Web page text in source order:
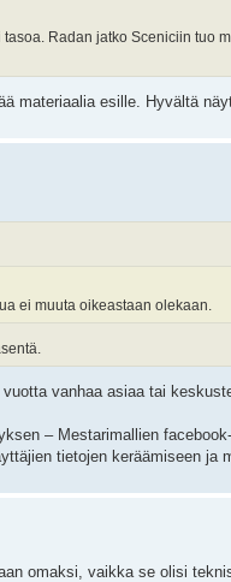
Radan jatko Sceniciin tuo
materiaalia esille. Hyvältä
ei muuta oikeastaan olekaan.
vanhaa asiaa tai
– Mestarimallien
tietojen keräämiseen ja
omaksi, vaikka se olisi